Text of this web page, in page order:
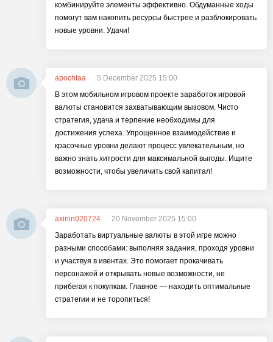
комбинируйте элементы эффективно. Обдуманные ходы
помогут вам накопить ресурсы быстрее и разблокировать
новые уровни. Удачи!
apochtaa
5 December 2025 15:00
В этом мобильном игровом проекте заработок игровой
валюты становится захватывающим вызовом. Чисто
стратегия, удача и терпение необходимы для
достижения успеха. Упрощенное взаимодействие и
красочные уровни делают процесс увлекательным, но
важно знать хитрости для максимальной выгоды. Ищите
возможности, чтобы увеличить свой капитал!
axinin020724
20 November 2025 15:00
Заработать виртуальные валюты в этой игре можно
разными способами: выполняя задания, проходя уровни
и участвуя в ивентах. Это помогает прокачивать
персонажей и открывать новые возможности, не
прибегая к покупкам. Главное — находить оптимальные
стратегии и не торопиться!